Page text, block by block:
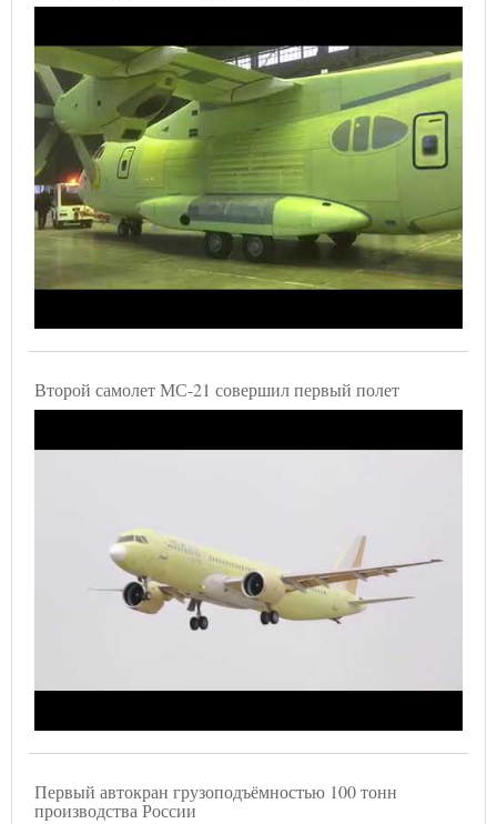
Второй самолет МС-21 совершил первый полет
Первый автокран грузоподъёмностью 100 тонн
производства России